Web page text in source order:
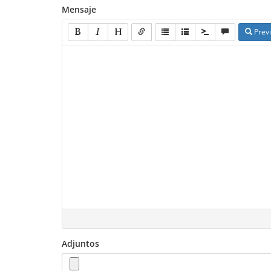
Mensaje
Adjuntos